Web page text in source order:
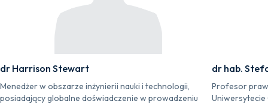
dr Harrison Stewart
Menedżer w obszarze inżynierii nauki i technologii,
posiadający globalne doświadczenie w prowadzeniu
dr hab.
Profesor